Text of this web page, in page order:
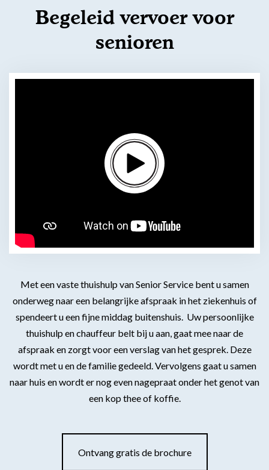
Begeleid vervoer voor
senioren
Met een vaste thuishulp van Senior Service bent u samen
onderweg naar een belangrijke afspraak in het ziekenhuis of
spendeert u een fijne middag buitenshuis. Uw persoonlijke
thuishulp en chauffeur belt bij u aan, gaat mee naar de
afspraak en zorgt voor een verslag van het gesprek. Deze
wordt met u en de familie gedeeld. Vervolgens gaat u samen
naar huis en wordt er nog even nagepraat onder het genot van
een kop thee of koffie.
Ontvang gratis de brochure